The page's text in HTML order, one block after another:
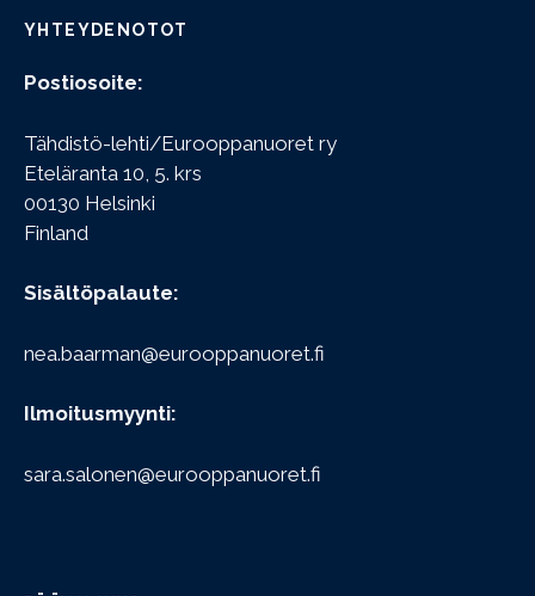
YHTEYDENOTOT
Postiosoite:
Tähdistö-lehti/Eurooppanuoret ry
Eteläranta 10, 5. krs
00130 Helsinki
Finland
Sisältöpalaute:
nea.baarman@eurooppanuoret.fi
Ilmoitusmyynti:
sara.salonen@eurooppanuoret.fi